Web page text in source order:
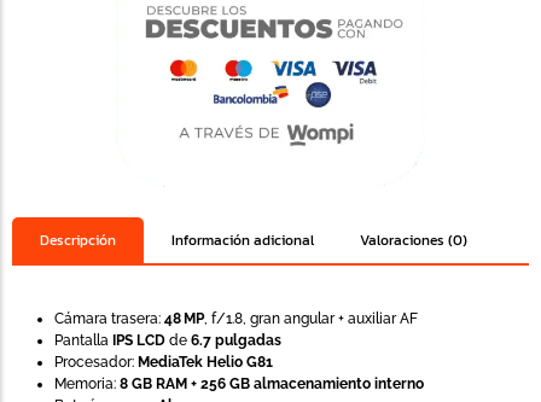
Descripción Información adicional Valoraciones (0)
Cámara trasera: 48 MP, f/1.8, gran angular + auxiliar AF
Pantalla IPS LCD de 6.7 pulgadas
Procesador: MediaTek Helio G81
Memoria: 8 GB RAM + 256 GB almacenamiento interno